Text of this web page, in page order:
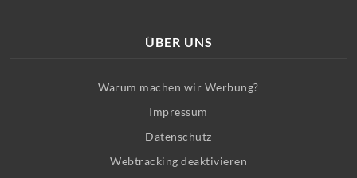
ÜBER UNS
Warum machen wir Werbung?
Impressum
Datenschutz
Webtracking deaktivieren